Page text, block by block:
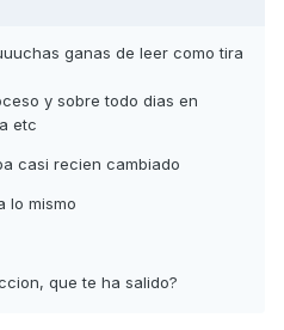
ganas de leer como tira
y sobre todo dias en
etc
casi recien cambiado
lo mismo
que te ha salido?